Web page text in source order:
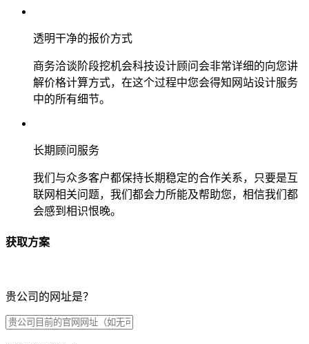
透明干净的报价方式
商务洽谈阶段挖机会科技设计顾问会非常详细的向您讲
解价格计算方式，在这个过程中您会得知网站设计服务
中的所有细节。
长期顾问服务
我们与众多客户都保持长期稳定的合作关系，只要是互
联网相关问题，我们都会力所能及帮助您，相信我们都
会感到相识恨晚。
获取方案
贵公司的网址是？